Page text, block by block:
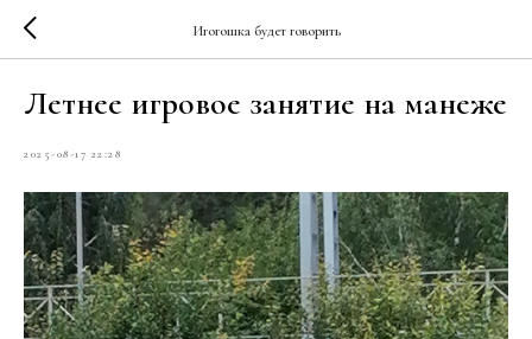
Игогошка будет говорить
Летнее игровое занятие на манеже
2025-08-17 22:28